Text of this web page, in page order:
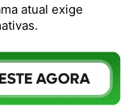
atual exige